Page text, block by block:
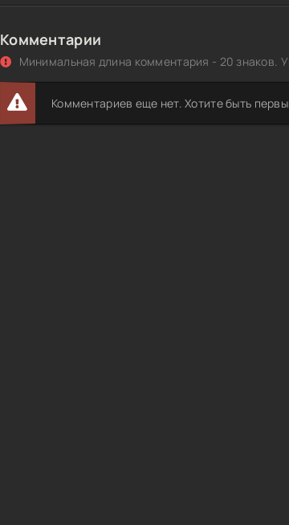
Комментарии
Минимальная длина комментария - 20 знаков.
Комментариев еще нет. Хотите быть